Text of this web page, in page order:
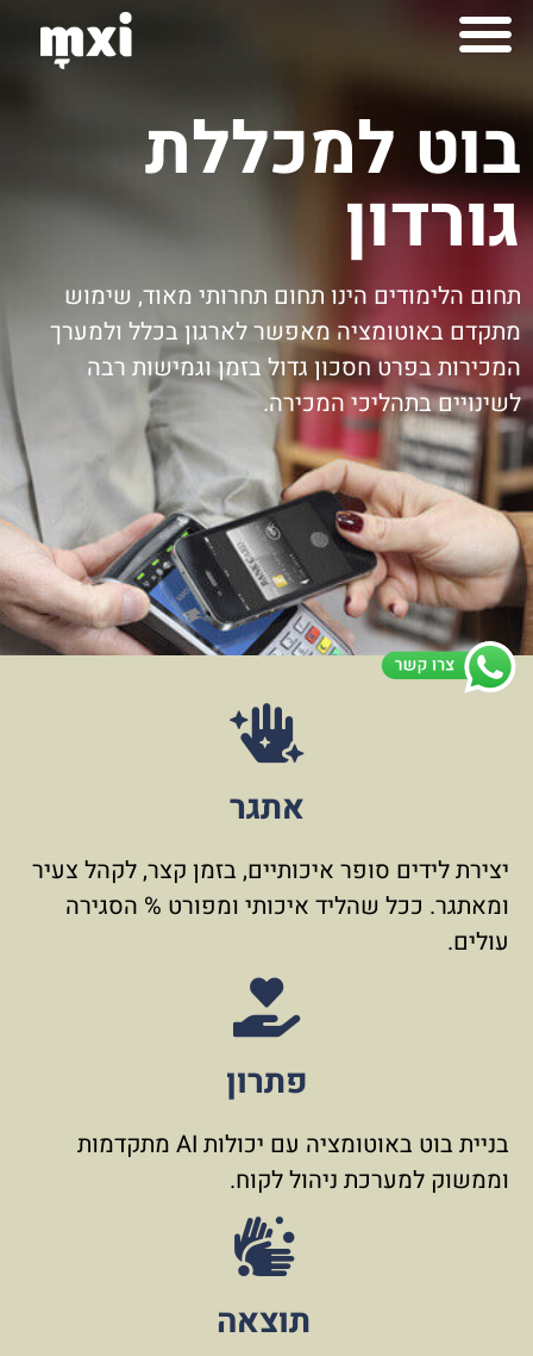
לתוכן
בוט למכללת
גורדון
תחום הלימודים הינו תחום תחרותי מאוד, שימוש
מתקדם באוטומציה מאפשר לארגון בכלל ולמערך
המכירות בפרט חסכון גדול בזמן וגמישות רבה
לשינויים בתהליכי המכירה.
תוצאה
פתרון
בניית בוט באוטומציה עם יכולות AI מתקדמות
וממשוק למערכת ניהול לקוח.
אתגר
יצירת לידים סופר איכותיים, בזמן קצר, לקהל צעיר
ומאתגר. ככל שהליד איכותי ומפורט % הסגירה
עולים.